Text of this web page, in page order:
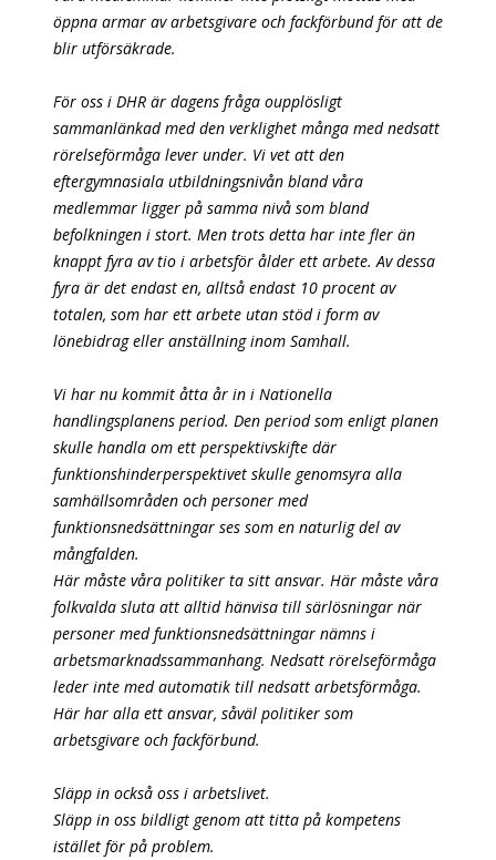
öppna armar av arbetsgivare och fackförbund för att de
blir utförsäkrade.
För oss i DHR är dagens fråga oupplösligt
sammanlänkad med den verklighet många med nedsatt
rörelseförmåga lever under. Vi vet att den
eftergymnasiala utbildningsnivån bland våra
medlemmar ligger på samma nivå som bland
befolkningen i stort. Men trots detta har inte fler än
knappt fyra av tio i arbetsför ålder ett arbete. Av dessa
fyra är det endast en, alltså endast 10 procent av
totalen, som har ett arbete utan stöd i form av
lönebidrag eller anställning inom Samhall.
Vi har nu kommit åtta år in i Nationella
handlingsplanens period. Den period som enligt planen
skulle handla om ett perspektivskifte där
funktionshinderperspektivet skulle genomsyra alla
samhällsområden och personer med
funktionsnedsättningar ses som en naturlig del av
mångfalden.
Här måste våra politiker ta sitt ansvar. Här måste våra
folkvalda sluta att alltid hänvisa till särlösningar när
personer med funktionsnedsättningar nämns i
arbetsmarknadssammanhang. Nedsatt rörelseförmåga
leder inte med automatik till nedsatt arbetsförmåga.
Här har alla ett ansvar, såväl politiker som
arbetsgivare och fackförbund.
Släpp in också oss i arbetslivet.
Släpp in oss bildligt genom att titta på kompetens
istället för på problem.